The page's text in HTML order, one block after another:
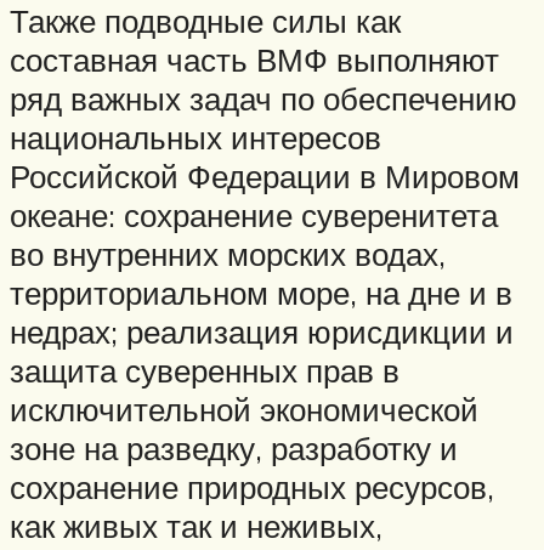
Также подводные силы как
составная часть ВМФ выполняют
ряд важных задач по обеспечению
национальных интересов
Российской Федерации в Мировом
океане: сохранение суверенитета
во внутренних морских водах,
территориальном море, на дне и в
недрах; реализация юрисдикции и
защита суверенных прав в
исключительной экономической
зоне на разведку, разработку и
сохранение природных ресурсов,
как живых так и неживых,